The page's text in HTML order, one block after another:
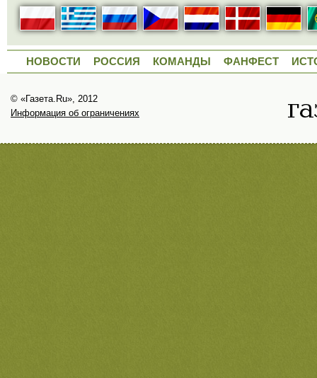
НОВОСТИ РОССИЯ КОМАНДЫ ФАНФЕСТ
© «Газета.Ru», 2012
Информация об ограничениях